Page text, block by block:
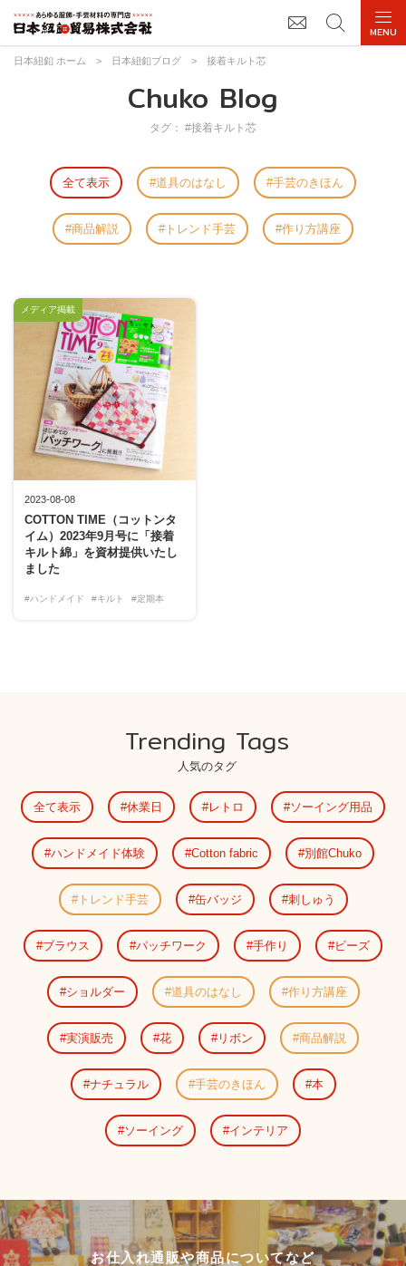
日本紐釦 ホーム > 日本紐釦ブログ > 接着キルト芯
Chuko Blog
タグ： #接着キルト芯
全て表示 道具のはなし 手芸のきほん
商品解説 トレンド手芸 作り方講座
2023-08-08
COTTON TIME（コットンタ
イム）2023年9月号に「接着
キルト綿」を資材提供いたし
ました
#ハンドメイド #キルト #定期本
メディア掲載
Trending Tags
人気のタグ
全て表示 休業日 レトロ ソーイング用品
ハンドメイド体験 Cotton fabric 別館Chuko
トレンド手芸 缶バッジ 刺しゅう
ブラウス パッチワーク 手作り ビーズ
ショルダー 道具のはなし 作り方講座
実演販売 花 リボン 商品解説
ナチュラル 手芸のきほん 本
ソーイング インテリア
お仕入れ通販や商品についてなど